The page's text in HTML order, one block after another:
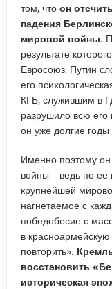
том, что он
падения
мировой войны.
результате
Евросоюз, Путин
его
КГБ, служившим в
разрушило всю его
он уже долгие годы
Именно поэтому
войны – ведь по ее
крупнейшей
нагнетаемое с
победобесие с
в
повторить».
восстановить
историческая